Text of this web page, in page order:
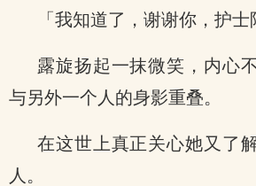
「我知道了，谢谢你，护士
露旋扬起一抹微笑，内心
与另外一个人的身影重叠。
在这世上真正关心她又了
人。